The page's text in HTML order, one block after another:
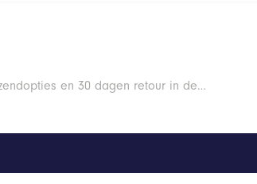
en 30 dagen retour in de…